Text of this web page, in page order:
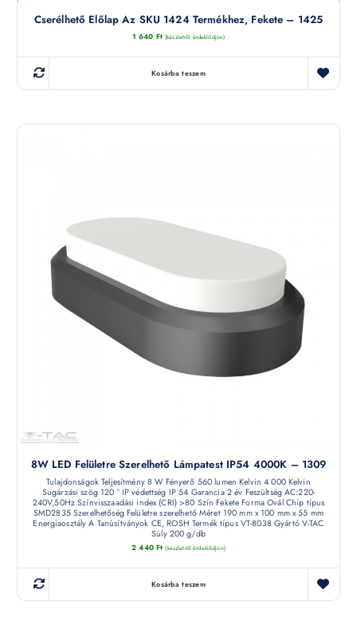
Cserélhető Előlap Az SKU 1424 Termékhez, Fekete – 1425
1 640 Ft (készletről érdeklődjön)
Kosárba teszem
8W LED Felületre Szerelhető Lámpatest IP54 4000K – 1309
Tulajdonságok Teljesítmény 8 W Fényerő 560 lumen Kelvin 4 000 Kelvin
Sugárzási szög 120 ° IP védettség IP 54 Garancia 2 év Feszültség AC:220-
240V,50Hz Színvisszaadási index (CRI) >80 Szín Fekete Forma Ovál Chip típus
SMD2835 Szerelhetőség Felületre szerelhető Méret 190 mm x 100 mm x 55 mm
Energiaosztály A Tanúsítványok CE, ROSH Termék típus VT-8038 Gyártó V-TAC
Súly 200 g/db
2 440 Ft (készletről érdeklődjön)
Kosárba teszem